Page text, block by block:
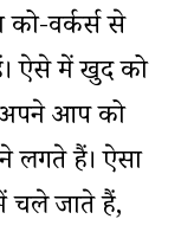
वर्कर्स से
ऐसे में खुद को
अपने आप को
लगते हैं। ऐसा
चले जाते हैं,